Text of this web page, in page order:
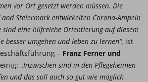
vor Ort gesetzt werden müssen. Die
Steiermark entwickelten Corona-Ampeln
sind eine hilfreiche Orientierung auf diesem
besser umgehen und leben zu lernen“, ist
– Franz Ferner und
„Inzwischen sind in den Pflegeheimen
und das soll auch so gut wie möglich